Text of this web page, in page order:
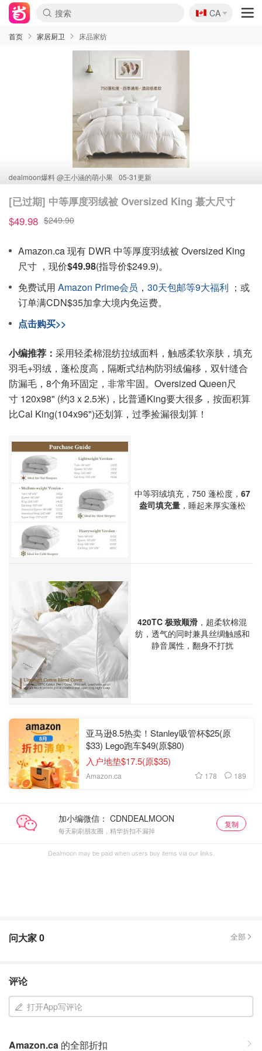
🇨🇦
CA
首页 家居厨卫 床品家纺
dealmoon爆料 @王小涵的萌小果 05-31更新
[已过期] 中等厚度羽绒被 Oversized King 蕞大尺寸
$49.98 $249.90
Amazon.ca 现有 DWR 中等厚度羽绒被 Oversized King
尺寸 ，现价$49.98(指导价$249.9)。
免费试用 Amazon Prime会员 ， 30天包邮等9大福利 ；或
订单满CDN$35加拿大境内免运费。
点击购买>>
小编推荐： 采用轻柔棉混纺拉绒面料，触感柔软亲肤，填充
羽毛+羽绒，蓬松度高，隔断式结构防羽绒偏移，双针缝合
防漏毛，8个角环固定，非常牢固。Oversized Queen尺
寸 120x98" (约3 x 2.5米)，比普通King要大很多，按面积算
比Cal King(104x96")还划算，过季捡漏很划算！
中等羽绒填充，750 蓬松度， 67
盎司填充量，睡起来厚实蓬松
420TC 极致顺滑 ，超柔软棉混
纺，透气的同时兼具丝绸触感和
静音属性，翻身不打扰
亚马逊8.5热卖！Stanley吸管杯$25(原
$33) Lego跑车$49(原$80)
入户地垫$17.5(原$35)
Amazon.ca 178 189
加小编微信：
每天刷刷朋友圈，精华折扣不漏掉
复制
Dealmoon may be paid when users buy items via our links.
问大家0 全部
评论
打开App写评论
Amazon.ca 的全部折扣